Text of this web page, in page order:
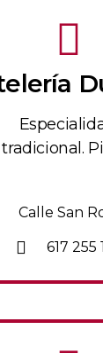
Calle San
617 255